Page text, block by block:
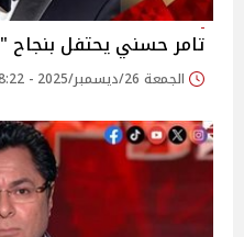
تامر حسني يحتفل بنجاح "came back too me"
الجمعة 26/ديسمبر/2025 - 08:22 م